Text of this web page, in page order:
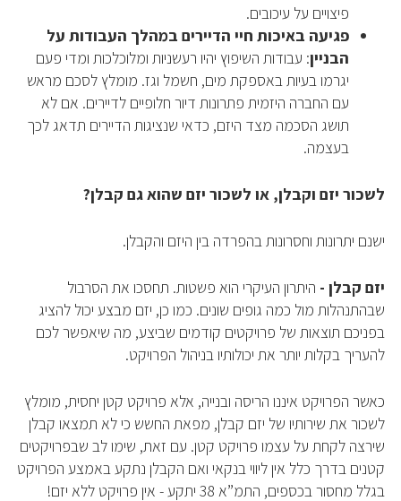
פיצויים על עיכובים.
פגיעה באיכות חיי הדיירים במהלך העבודות על
הבניין: עבודות השיפוץ יהיו רעשניות ומלוכלכות ומדי פעם
יגרמו בעיות באספקת מים, חשמל וגז. מומלץ לסכם מראש
עם החברה היזמית פתרונות דיור חלופיים לדיירים. אם לא
תושג הסכמה מצד היזם, כדאי שנציגות הדיירים תדאג לכך
בעצמה.
לשכור יזם וקבלן, או לשכור יזם שהוא גם קבלן?
ישנם יתרונות וחסרונות בהפרדה בין היזם והקבלן.
יזם קבלן - היתרון העיקרי הוא פשטות. תחסכו את הסרבול
שבהתנהלות מול כמה גופים שונים. כמו כן, יזם מבצע יכול להציג
בפניכם תוצאות של פרויקטים קודמים שביצע, מה שיאפשר לכם
להעריך בקלות יותר את יכולותיו בניהול הפרויקט.
כאשר הפרויקט איננו הריסה ובנייה, אלא פרויקט קטן יחסית, מומלץ
לשכור את שירותיו של יזם קבלן, מפאת החשש כי לא תמצאו קבלן
שירצה לקחת על עצמו פרויקט קטן. עם זאת, שימו לב שבפרויקטים
קטנים בדרך כלל אין ליווי בנקאי ואם הקבלן נתקע באמצע הפרויקט
בגלל מחסור בכספים, התמ”א 38 יתקע - אין פרויקט ללא יזם!